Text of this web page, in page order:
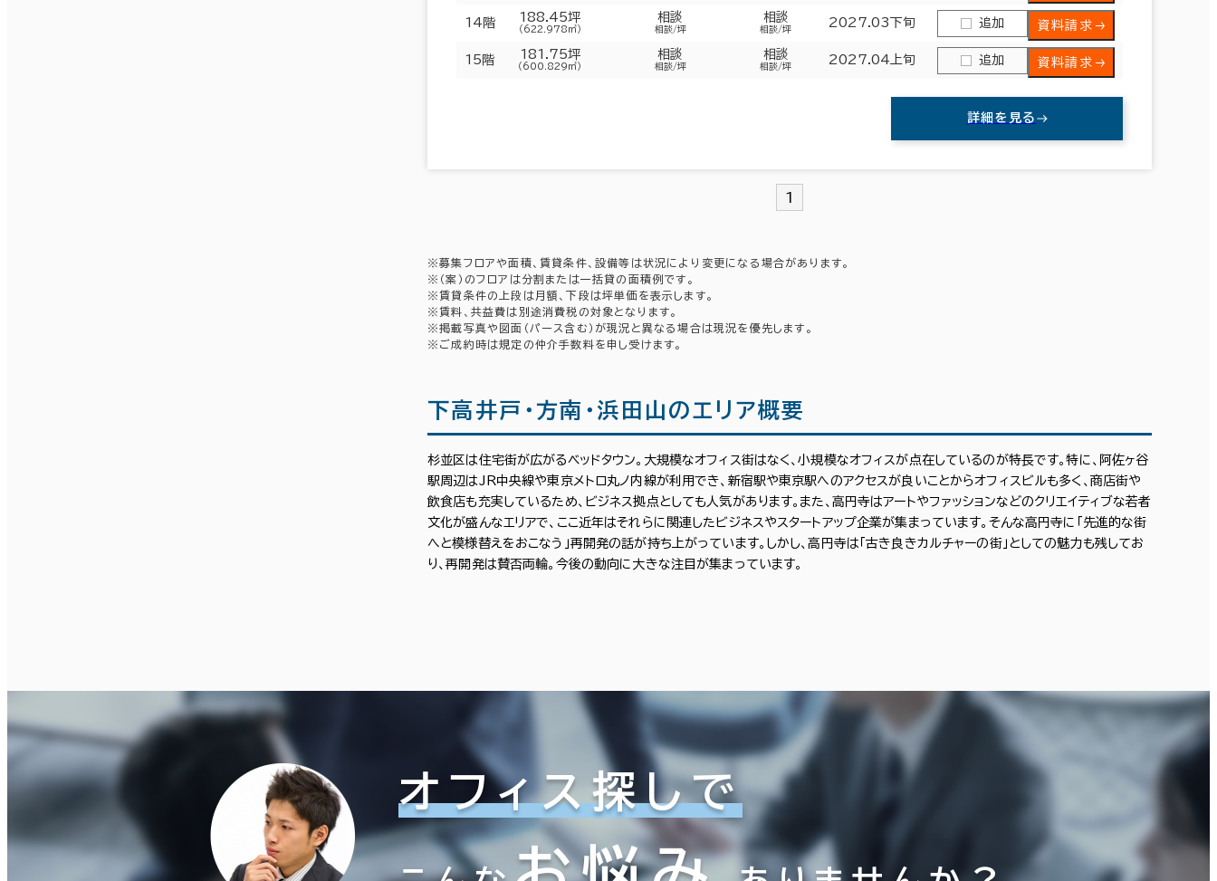
14階 188.45坪
（622.978㎡）
相談
相談/坪
相談
相談/坪 2027.03下旬 追加 資料請求
15階 181.75坪
（600.829㎡）
相談
相談/坪
相談
相談/坪 2027.04上旬 追加 資料請求
詳細を見る
1
※募集フロアや面積、賃貸条件、設備等は状況により変更になる場合があります。
※（案）のフロアは分割または一括貸の面積例です。
※賃貸条件の上段は月額、下段は坪単価を表示します。
※賃料、共益費は別途消費税の対象となります。
※掲載写真や図面（パース含む）が現況と異なる場合は現況を優先します。
※ご成約時は規定の仲介手数料を申し受けます。
下高井戸・方南・浜田山のエリア概要
杉並区は住宅街が広がるベッドタウン。大規模なオフィス街はなく、小規模なオフィスが点在しているのが特長です。特に、阿佐ヶ谷
駅周辺はJR中央線や東京メトロ丸ノ内線が利用でき、新宿駅や東京駅へのアクセスが良いことからオフィスビルも多く、商店街や
飲食店も充実しているため、ビジネス拠点としても人気があります。また、高円寺はアートやファッションなどのクリエイティブな若者
文化が盛んなエリアで、ここ近年はそれらに関連したビジネスやスタートアップ企業が集まっています。そんな高円寺に「先進的な街
へと模様替えをおこなう」再開発の話が持ち上がっています。しかし、高円寺は「古き良きカルチャーの街」としての魅力も残してお
り、再開発は賛否両輪。今後の動向に大きな注目が集まっています。
オフィス探しで
1フロア面積100坪以上